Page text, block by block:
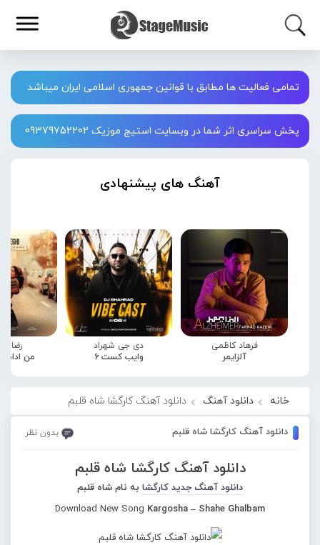
تمامی فعالیت ها مطابق با قوانین جمهوری اسلامی ایران میباشد
پخش سراسری اثر شما در وبسایت استیج موزیک 09379752202
آهنگ های پیشنهادی
فرهاد کاظمی
آلزایمر
دی جی شهراد
وایب کست 6
رضا
من
خانه دانلود آهنگ دانلود آهنگ کارگشا شاه قلبم
دانلود آهنگ کارگشا شاه قلبم بدون نظر
دانلود آهنگ کارگشا شاه قلبم
دانلود آهنگ جدید کارگشا به نام شاه قلبم
Download New Song Kargosha – Shahe Ghalbam